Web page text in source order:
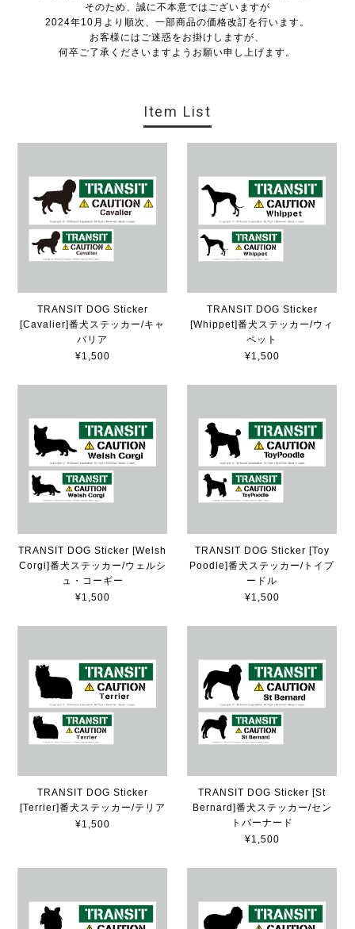
そのため、誠に不本意ではございますが
2024年10月より順次、一部商品の価格改訂を行います。
お客様にはご迷惑をお掛けしますが、
何卒ご了承くださいますようお願い申し上げます。
Item List
TRANSIT DOG Sticker
[Cavalier]番犬ステッカー/キャ
バリア
¥1,500
TRANSIT DOG Sticker
[Whippet]番犬ステッカー/ウィ
ペット
¥1,500
TRANSIT DOG Sticker [Welsh
Corgi]番犬ステッカー/ウェルシ
ュ・コーギー
¥1,500
TRANSIT DOG Sticker [Toy
Poodle]番犬ステッカー/トイプ
ードル
¥1,500
TRANSIT DOG Sticker
[Terrier]番犬ステッカー/テリア
¥1,500
TRANSIT DOG Sticker [St
Bernard]番犬ステッカー/セン
トバーナード
¥1,500